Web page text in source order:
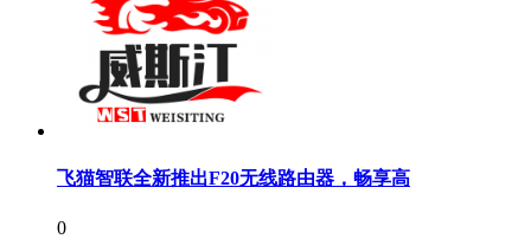
飞猫智联全新推出F20无线路由器，畅享高
0